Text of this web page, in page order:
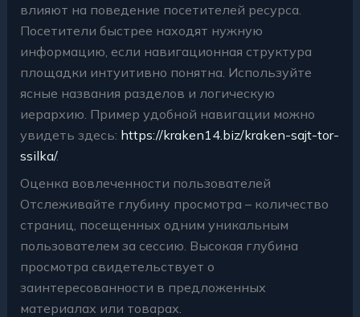
влияют на поведение посетителей ресурса.
Посетители быстрее находят нужную
информацию, если навигационная структура
площадки интуитивно понятна. Используйте
ясные названия разделов и логическую
иерархию. Пример удобной навигации можно
увидеть здесь: https://kraken14.biz/kraken-sajt-tor-
ssilka/.
Оценка вовлеченности пользователей
Отслеживайте глубину просмотра – количество
страниц, посещенных одним уникальным
пользователем за сессию. Высокая глубина
просмотра свидетельствует о
заинтересованности в предложенных
материалах или товарах.